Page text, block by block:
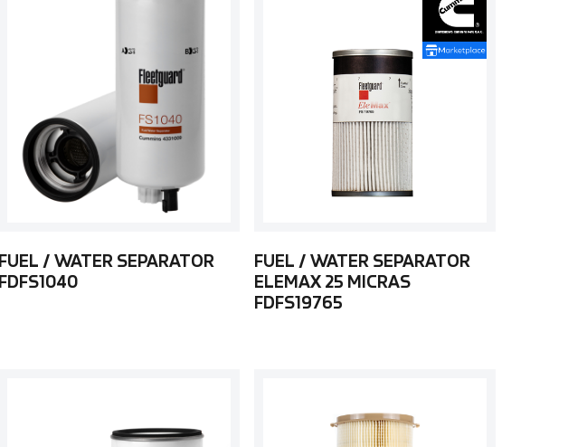
FUEL / WATER SEPARATOR
FDFS1040
FUEL / WATER SEPARATOR
ELEMAX 25 MICRAS
FDFS19765